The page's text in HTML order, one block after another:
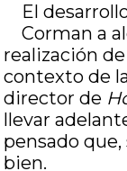
El
Corman a
realización
contexto de
director de
llevar
pensado
bien.